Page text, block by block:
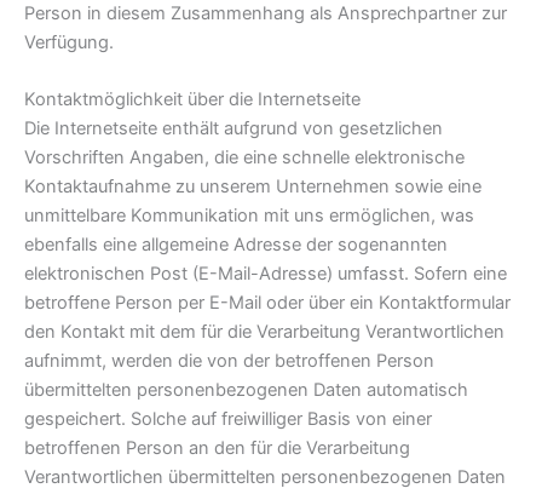
Person in diesem Zusammenhang als Ansprechpartner zur
Verfügung.
Kontaktmöglichkeit über die Internetseite
Die Internetseite enthält aufgrund von gesetzlichen
Vorschriften Angaben, die eine schnelle elektronische
Kontaktaufnahme zu unserem Unternehmen sowie eine
unmittelbare Kommunikation mit uns ermöglichen, was
ebenfalls eine allgemeine Adresse der sogenannten
elektronischen Post (E-Mail-Adresse) umfasst. Sofern eine
betroffene Person per E-Mail oder über ein Kontaktformular
den Kontakt mit dem für die Verarbeitung Verantwortlichen
aufnimmt, werden die von der betroffenen Person
übermittelten personenbezogenen Daten automatisch
gespeichert. Solche auf freiwilliger Basis von einer
betroffenen Person an den für die Verarbeitung
Verantwortlichen übermittelten personenbezogenen Daten